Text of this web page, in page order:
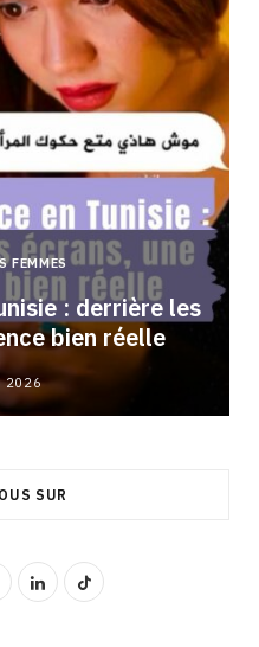
FEMMES
: derrière les
bien réelle
2026
SUR
L
T